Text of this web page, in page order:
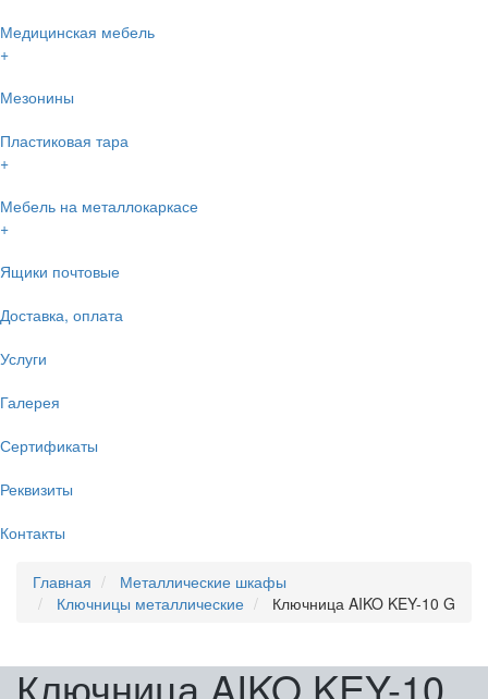
Медицинская мебель
+
Мезонины
Пластиковая тара
+
Мебель на металлокаркасе
+
Ящики почтовые
Доставка, оплата
Услуги
Галерея
Сертификаты
Реквизиты
Контакты
Главная
Металлические шкафы
Ключницы металлические
Ключница AIKO KEY-10 G
Ключница AIKO KEY-10